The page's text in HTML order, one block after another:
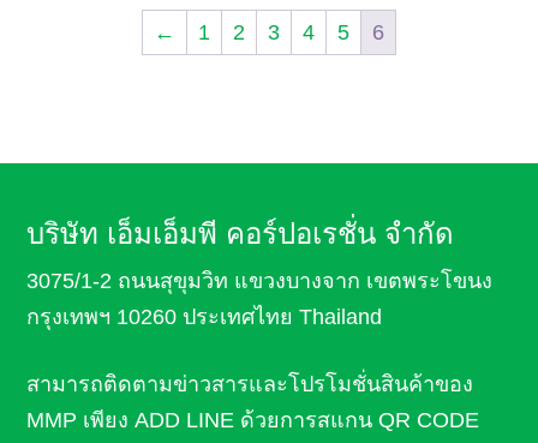
← 1 2 3 4 5 6
บริษัท เอ็มเอ็มพี คอร์ปอเรชั่น จำกัด
3075/1-2 ถนนสุขุมวิท แขวงบางจาก เขตพระโขนง
กรุงเทพฯ 10260 ประเทศไทย Thailand
สามารถติดตามข่าวสารและโปรโมชั่นสินค้าของ
MMP เพียง ADD LINE ด้วยการสแกน QR CODE